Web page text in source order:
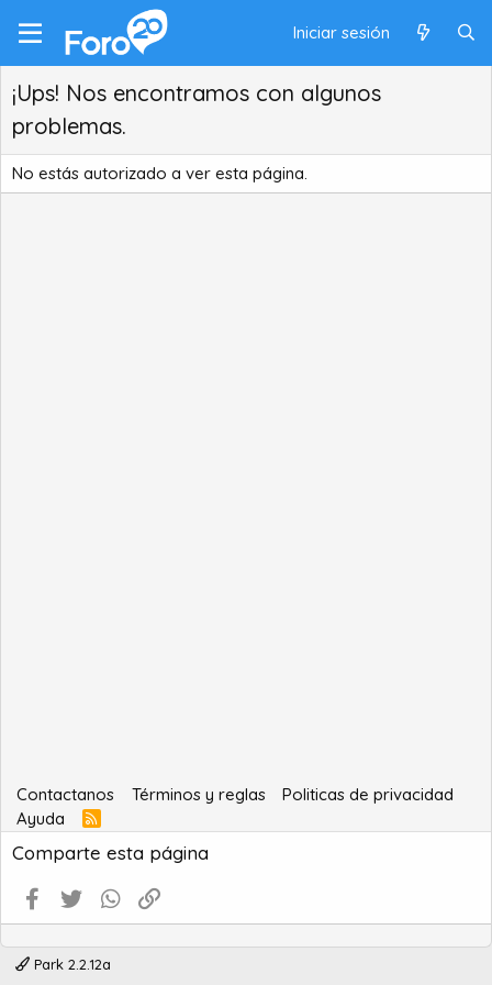
Iniciar sesión
¡Ups! Nos encontramos con algunos
problemas.
No estás autorizado a ver esta página.
Contactanos Términos y reglas
Politicas de privacidad
Ayuda
R
S
S
Comparte esta página
Facebook
Twitter WhatsApp
Park 2.2.12a